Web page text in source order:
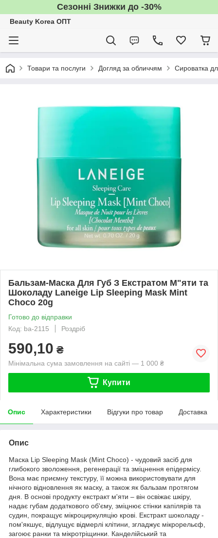
Сезонні Знижки до -30%
Beauty Korea ОПТ
Товари та послуги Догляд за обличчям Сироватка
Бальзам-Маска Для Губ З Екстратом М"яти та
Шоколаду Laneige Lip Sleeping Mask Mint
Choco 20g
Готово до відправки
Код: ba-2115
Роздріб
590,10 ₴
Мінімальна сума замовлення на сайті — 1 000 ₴
Купити
Опис Характеристики Відгуки про товар Доставка
Опис
Маска Lip Sleeping Mask (Mint Choco) - чудовий засіб для
глибокого зволоження, регенерації та зміцнення епідермісу.
Вона має приємну текстуру, її можна використовувати для
нічного відновлення як маску, а також як бальзам протягом
дня. В основі продукту екстракт м'яти – він освіжає шкіру,
надає губам додаткового об'єму, зміцнює стінки капілярів та
судин, покращує мікроциркуляцію крові. Екстракт шоколаду -
пом'якшує, відлущує відмерлі клітини, згладжує мікрорельєф,
загоює ранки та мікротріщинки. Канделійський та